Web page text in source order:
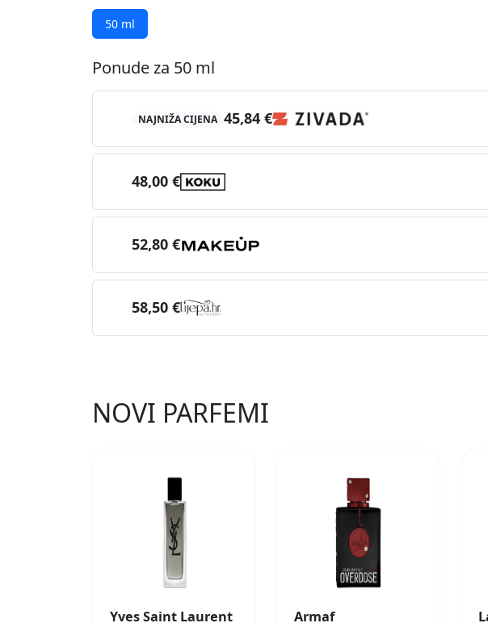
50 ml
Ponude za 50 ml
NAJNIŽA CIJENA 45,84 €
48,00 €
52,80 €
58,50 €
NOVI PARFEMI
Yves Saint Laurent Armaf